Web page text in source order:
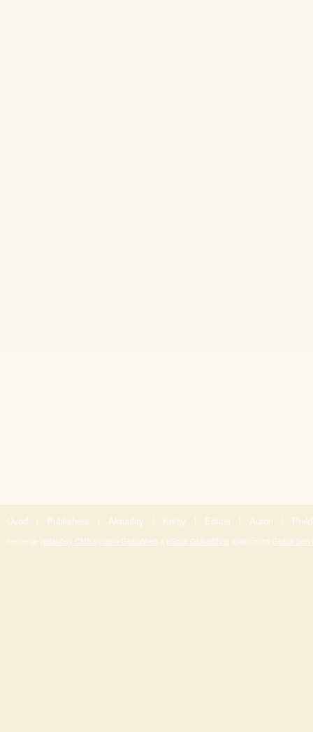
Úvod | Publishers | Aktuality | Knihy | Edície | Autori |
Generuje redakčný CMS systém GlobalWeb a eShop GlobalShop spoločnosti Global